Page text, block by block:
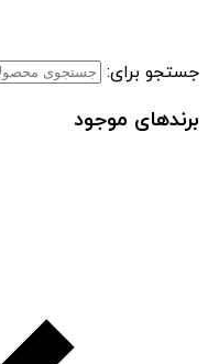
جستجو برای:
برندهای موجود